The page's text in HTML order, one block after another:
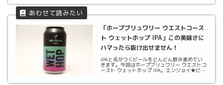
「ホープブリュワリー ウエストコース
ト ウェットホップ IPA」この美味さに
ハマったら抜け出せません！
IPAと名がつくビールをどんどん飲み進めてい
きます。今回はホープブリュワリー ウエストコ
ースト ウェットホップ IPA。エンジョイ★ビア